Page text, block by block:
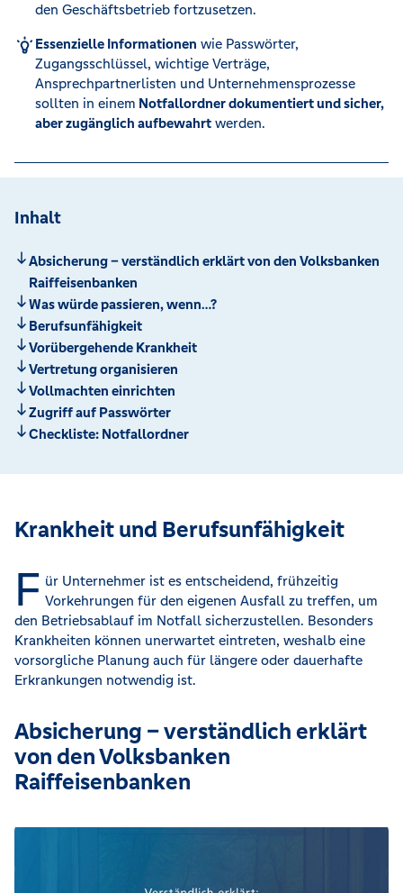
den Geschäftsbetrieb fortzusetzen.
Essenzielle Informationen wie Passwörter,
Zugangsschlüssel, wichtige Verträge,
Ansprechpartnerlisten und Unternehmensprozesse
sollten in einem Notfallordner dokumentiert und sicher,
aber zugänglich aufbewahrtwerden.
Inhalt
Absicherung – verständlich erklärt von den Volksbanken
Raiffeisenbanken
Was würde passieren, wenn…?
Berufsunfähigkeit
Vorübergehende Krankheit
Vertretung organisieren
Vollmachten einrichten
Zugriff auf Passwörter
Checkliste: Notfallordner
Krankheit und Berufsunfähigkeit
F ür Unternehmer ist es entscheidend, frühzeitig
Vorkehrungen für den eigenen Ausfall zu treffen, um
den Betriebsablauf im Notfall sicherzustellen. Besonders
Krankheiten können unerwartet eintreten, weshalb eine
vorsorgliche Planung auch für längere oder dauerhafte
Erkrankungen notwendig ist.
Absicherung – verständlich erklärt
von den Volksbanken
Raiffeisenbanken